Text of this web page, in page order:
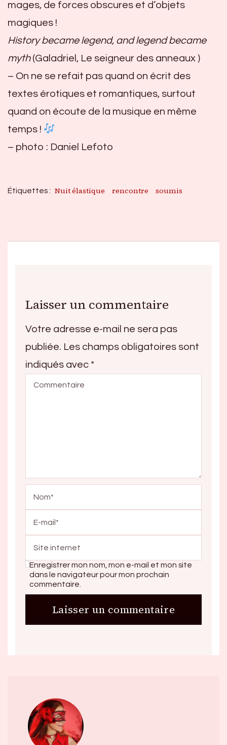
mages, de forces obscures et d’objets
magiques !
History became legend, and legend became
myth(Galadriel, Le seigneur des anneaux )
– On ne se refait pas quand on écrit des
textes érotiques et romantiques, surtout
quand on écoute de la musique en même
temps !
– photo : Daniel Lefoto
Étiquettes : Nuit élastique rencontre soumis
Laisser un commentaire
Votre adresse e-mail ne sera pas
publiée. Les champs obligatoires sont
indiqués avec *
Enregistrer mon nom, mon e-mail et mon site
dans le navigateur pour mon prochain
commentaire.